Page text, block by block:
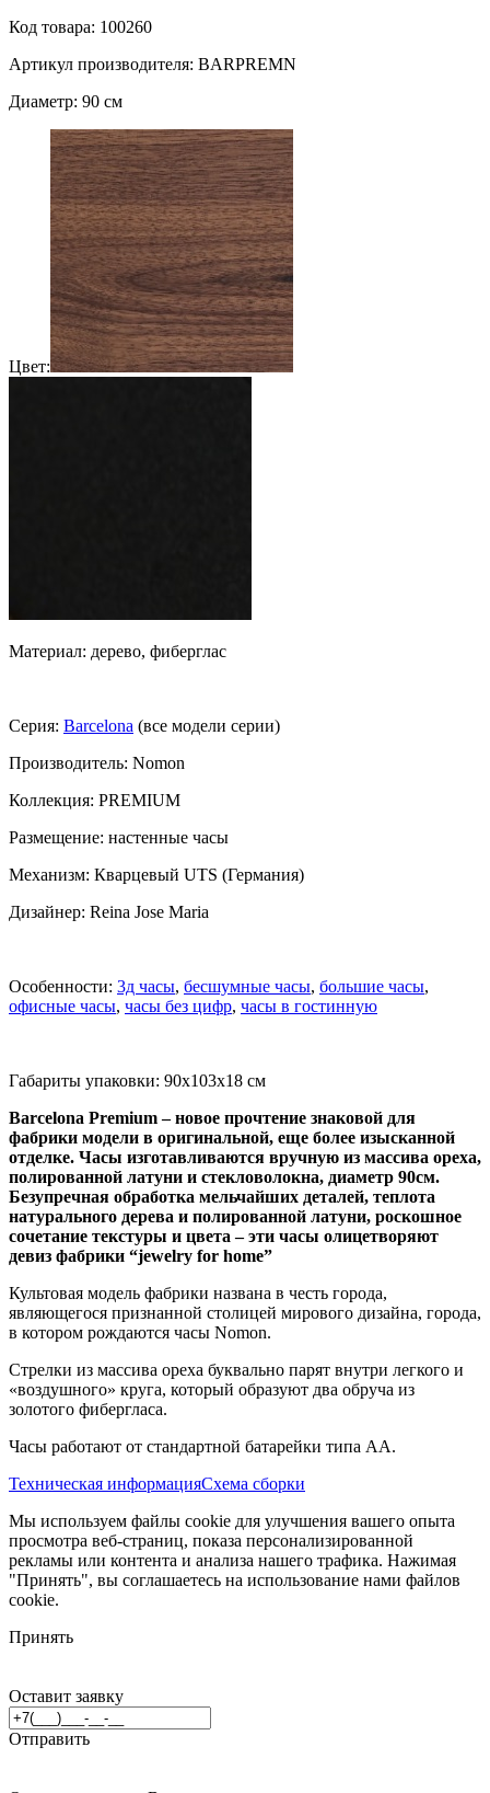
Код товара: 100260
Артикул производителя: BARPREMN
Диаметр: 90 см
Цвет:
Материал: дерево, фиберглас
Серия: Barcelona (все модели серии)
Производитель: Nomon
Коллекция: PREMIUM
Размещение: настенные часы
Механизм: Кварцевый UTS (Германия)
Дизайнер: Reina Jose Maria
Особенности: 3д часы, бесшумные часы, большие часы,
офисные часы, часы без цифр, часы в гостинную
Габариты упаковки: 90x103x18 см
Barcelona Premium – новое прочтение знаковой для
фабрики модели в оригинальной, еще более изысканной
отделке. Часы изготавливаются вручную из массива ореха,
полированной латуни и стекловолокна, диаметр 90см.
Безупречная обработка мельчайших деталей, теплота
натурального дерева и полированной латуни, роскошное
сочетание текстуры и цвета – эти часы олицетворяют
девиз фабрики “jewelry for home”
Культовая модель фабрики названа в честь города,
являющегося признанной столицей мирового дизайна, города,
в котором рождаются часы Nomon.
Стрелки из массива ореха буквально парят внутри легкого и
«воздушного» круга, который образуют два обруча из
золотого фибергласа.
Часы работают от стандартной батарейки типа АА.
Техническая информацияСхема сборки
Мы используем файлы cookie для улучшения вашего опыта
просмотра веб-страниц, показа персонализированной
рекламы или контента и анализа нашего трафика. Нажимая
"Принять", вы соглашаетесь на использование нами файлов
cookie.
Принять
Оставит заявку
Отправить